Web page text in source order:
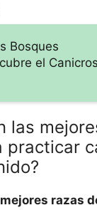
Bosques
el
las
practicar
razas